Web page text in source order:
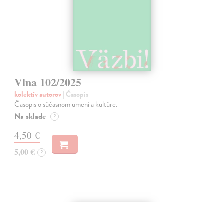
Vlna 102/2025
kolektív autorov| Časopis
Časopis o súčasnom umení a kultúre.
Na sklade ?
4,50 €
5,00 € ?